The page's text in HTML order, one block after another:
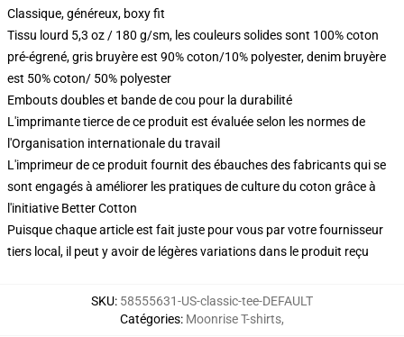
Classique, généreux, boxy fit
Tissu lourd 5,3 oz / 180 g/sm, les couleurs solides sont 100% coton
pré-égrené, gris bruyère est 90% coton/10% polyester, denim bruyère
est 50% coton/ 50% polyester
Embouts doubles et bande de cou pour la durabilité
L'imprimante tierce de ce produit est évaluée selon les normes de
l'Organisation internationale du travail
L'imprimeur de ce produit fournit des ébauches des fabricants qui se
sont engagés à améliorer les pratiques de culture du coton grâce à
l'initiative Better Cotton
Puisque chaque article est fait juste pour vous par votre fournisseur
tiers local, il peut y avoir de légères variations dans le produit reçu
SKU: 58555631-US-classic-tee-DEFAULT
Catégories: Moonrise T-shirts,